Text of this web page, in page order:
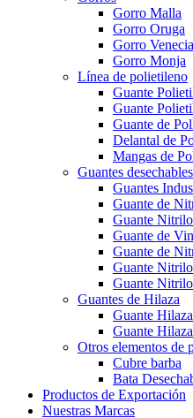
Gorro Malla
Gorro Oruga
Gorro
Gorro Monja
Línea de polietileno
Guante
Guante
Guante de
Delantal de
Mangas de
Guantes
Guantes
Guante de
Guante
Guante de
Guante de
Guante
Guante
Guantes de Hilaza
Guante Hilaza
Guante
Otros elementos de
Cubre barba
Bata
Productos de Exportación
Nuestras Marcas